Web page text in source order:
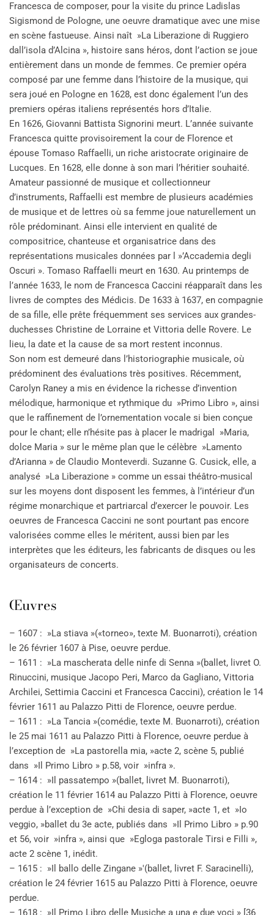
Francesca de composer, pour la visite du prince Ladislas
Sigismond de Pologne, une oeuvre dramatique avec une mise
en scène fastueuse. Ainsi naît »La Liberazione di Ruggiero
dall’isola d’Alcina », histoire sans héros, dont l’action se joue
entièrement dans un monde de femmes. Ce premier opéra
composé par une femme dans l’histoire de la musique, qui
sera joué en Pologne en 1628, est donc également l’un des
premiers opéras italiens représentés hors d’Italie.
En 1626, Giovanni Battista Signorini meurt. L’année suivante
Francesca quitte provisoirement la cour de Florence et
épouse Tomaso Raffaelli, un riche aristocrate originaire de
Lucques. En 1628, elle donne à son mari l’héritier souhaité.
Amateur passionné de musique et collectionneur
d’instruments, Raffaelli est membre de plusieurs académies
de musique et de lettres où sa femme joue naturellement un
rôle prédominant. Ainsi elle intervient en qualité de
compositrice, chanteuse et organisatrice dans des
représentations musicales données par l »’Accademia degli
Oscuri ». Tomaso Raffaelli meurt en 1630. Au printemps de
l’année 1633, le nom de Francesca Caccini réapparaît dans les
livres de comptes des Médicis. De 1633 à 1637, en compagnie
de sa fille, elle prête fréquemment ses services aux grandes-
duchesses Christine de Lorraine et Vittoria delle Rovere. Le
lieu, la date et la cause de sa mort restent inconnus.
Son nom est demeuré dans l’historiographie musicale, où
prédominent des évaluations très positives. Récemment,
Carolyn Raney a mis en évidence la richesse d’invention
mélodique, harmonique et rythmique du »Primo Libro », ainsi
que le raffinement de l’ornementation vocale si bien conçue
pour le chant; elle n’hésite pas à placer le madrigal »Maria,
dolce Maria » sur le même plan que le célèbre »Lamento
d’Arianna » de Claudio Monteverdi. Suzanne G. Cusick, elle, a
analysé »La Liberazione » comme un essai théâtro-musical
sur les moyens dont disposent les femmes, à l’intérieur d’un
régime monarchique et partriarcal d’exercer le pouvoir. Les
oeuvres de Francesca Caccini ne sont pourtant pas encore
valorisées comme elles le méritent, aussi bien par les
interprètes que les éditeurs, les fabricants de disques ou les
organisateurs de concerts.
Œuvres
– 1607 : »La stiava »(«torneo», texte M. Buonarroti), création
le 26 février 1607 à Pise, oeuvre perdue.
– 1611 : »La mascherata delle ninfe di Senna »(ballet, livret O.
Rinuccini, musique Jacopo Peri, Marco da Gagliano, Vittoria
Archilei, Settimia Caccini et Francesca Caccini), création le 14
février 1611 au Palazzo Pitti de Florence, oeuvre perdue.
– 1611 : »La Tancia »(comédie, texte M. Buonarroti), création
le 25 mai 1611 au Palazzo Pitti à Florence, oeuvre perdue à
l’exception de »La pastorella mia, »acte 2, scène 5, publié
dans »Il Primo Libro » p.58, voir »infra ».
– 1614 : »Il passatempo »(ballet, livret M. Buonarroti),
création le 11 février 1614 au Palazzo Pitti à Florence, oeuvre
perdue à l’exception de »Chi desia di saper, »acte 1, et »Io
veggio, »ballet du 3e acte, publiés dans »Il Primo Libro » p.90
et 56, voir »infra », ainsi que »Egloga pastorale Tirsi e Filli »,
acte 2 scène 1, inédit.
– 1615 : »Il ballo delle Zingane »'(ballet, livret F. Saracinelli),
création le 24 février 1615 au Palazzo Pitti à Florence, oeuvre
perdue.
– 1618 : »Il Primo Libro delle Musiche a una e due voci » [36